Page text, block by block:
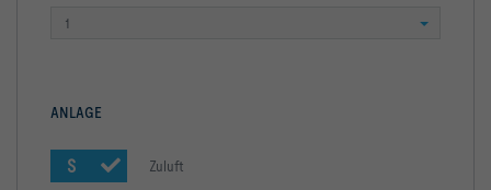
1
ANLAGE
S Zuluft